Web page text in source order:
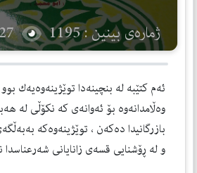
ژمارەی بینین : 1195
ئەم كتێبە لە بنچینەدا توێژینەوەیەك
وەڵامدانەوە بۆ ئەوانەی كە نكۆڵی لە
بازرگانیدا دەكەن ، توێژینەوەكە
و لە ڕۆشنایی قسەی زانایانی شەرعناسدا